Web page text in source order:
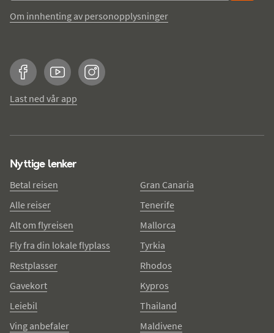
Om innhenting av personopplysninger
FacebookYouTubeInstagram
Last ned vår app
Nyttige lenker
Betal reisen
Alle reiser
Alt om flyreisen
Fly fra din lokale flyplass
Restplasser
Gavekort
Leiebil
Ving anbefaler
Gran Canaria
Tenerife
Mallorca
Tyrkia
Rhodos
Kypros
Thailand
Maldivene